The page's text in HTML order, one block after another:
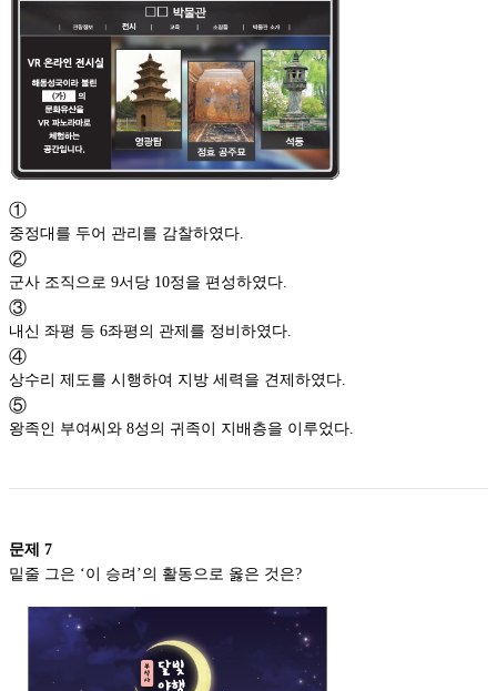
①
중정대를 두어 관리를 감찰하였다.
②
군사 조직으로 9서당 10정을 편성하였다.
③
내신 좌평 등 6좌평의 관제를 정비하였다.
④
상수리 제도를 시행하여 지방 세력을 견제하였다.
⑤
왕족인 부여씨와 8성의 귀족이 지배층을 이루었다.
문제 7
밑줄 그은 ‘이 승려’의 활동으로 옳은 것은?